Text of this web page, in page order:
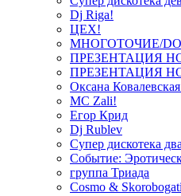
Dj Riga!
ЦЕХ!
МНОГОТОЧИЕ/
ПРЕЗЕНТАЦИЯ
ПРЕЗЕНТАЦИЯ
Оксана
MC Zali!
Егор Крид
Dj Rublev
Супер дискотека
Событие:
группа Триада
Cosmo &